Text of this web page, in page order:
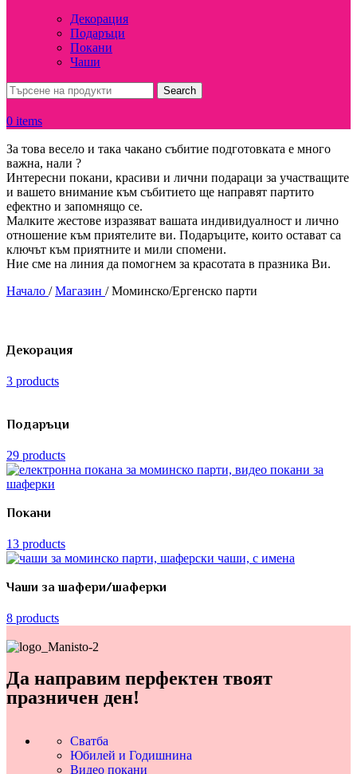
Декорация
Подаръци
Покани
Чаши
Search
0 items
За това весело и така чакано събитие подготовката е много
важна, нали ?
Интересни покани, красиви и лични подараци за участващите
и вашето внимание към събитието ще направят партито
ефектно и запомнящо се.
Малките жестове изразяват вашата индивидуалност и лично
отношение към приятелите ви. Подаръците, които остават са
ключът към приятните и мили спомени.
Ние сме на линия да помогнем за красотата в празника Ви.
Начало / Магазин / Моминско/Ергенско парти
Декорация
3 products
Подаръци
29 products
Покани
13 products
Чаши за шафери/шаферки
8 products
Да направим перфектен твоят
празничен ден!
Сватба
Юбилей и Годишнина
Видео покани